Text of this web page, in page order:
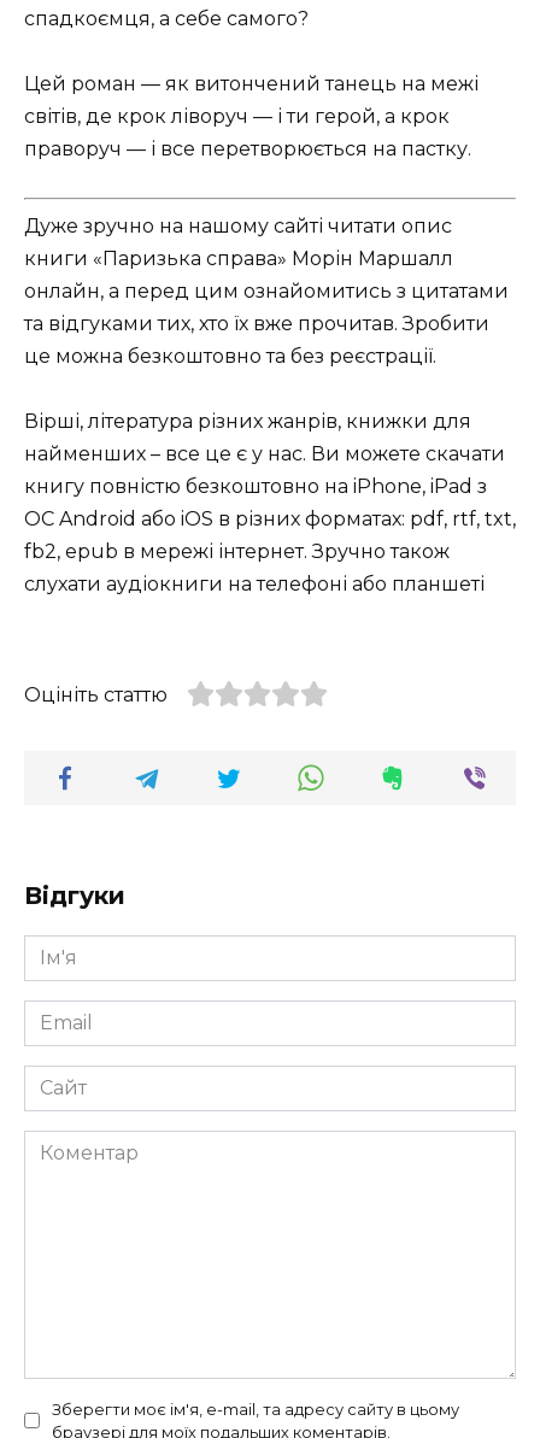
спадкоємця, а себе самого?
Цей роман — як витончений танець на межі
світів, де крок ліворуч — і ти герой, а крок
праворуч — і все перетворюється на пастку.
Дуже зручно на нашому сайті читати опис
книги «Паризька справа» Морін Маршалл
онлайн, а перед цим ознайомитись з цитатами
та відгуками тих, хто їх вже прочитав. Зробити
це можна безкоштовно та без реєстрації.
Вірші, література різних жанрів, книжки для
найменших – все це є у нас. Ви можете скачати
книгу повністю безкоштовно на iPhone, iPad з
ОС Android або iOS в різних форматах: pdf, rtf, txt,
fb2, epub в мережі інтернет. Зручно також
слухати аудіокниги на телефоні або планшеті
Оцініть статтю
Відгуки
Ім'я
*
Email
*
Сайт
Коментар
Зберегти моє ім'я, e-mail, та адресу сайту в цьому
браузері для моїх подальших коментарів.